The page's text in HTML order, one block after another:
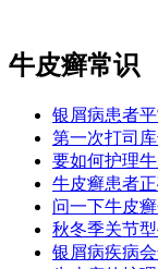
牛皮癣常识
银屑病患者
第一次打司
要如何护理
牛皮癣患者
问一下牛皮
秋冬季关节
银屑病疾病